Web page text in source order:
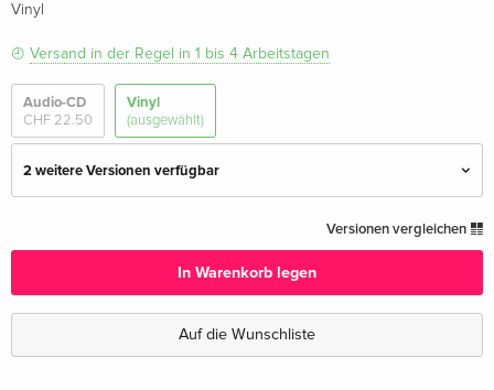
Vinyl
Versand in der Regel in 1 bis 4 Arbeitstagen
Audio-CD
CHF 22.50
Vinyl
(ausgewählt)
2 weitere Versionen verfügbar
LPs — (ausgewählt)
CHF 41.50
2 LPs vergriffen
Limited Edition, Picture Disc, 2 LPs vergriffen
Versionen vergleichen
In Warenkorb legen
Auf die Wunschliste